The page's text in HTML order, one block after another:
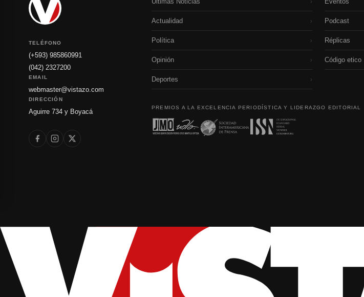
TELÉFONO
(+593) 985860991
(042) 2327200
EMAIL
webmaster@vistazo.com
DIRECCIÓN
Aguirre 734 y Boyacá
›
Actualidad ›
Política ›
Opinión ›
Deportes ›
Podcast
Réplicas
Código etico
PREMIOS A LA EXCELENCIA PERIODÍSTICA Y LIDERAZGO EDITORIAL